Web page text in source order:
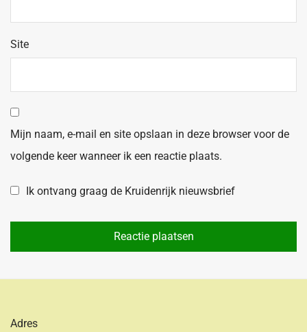
Site
Mijn naam, e-mail en site opslaan in deze browser voor de
volgende keer wanneer ik een reactie plaats.
Ik ontvang graag de Kruidenrijk nieuwsbrief
Adres